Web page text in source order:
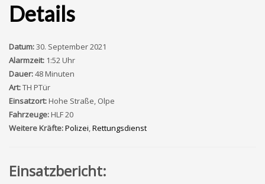
Details
Datum:30. September 2021
Alarmzeit: 1:52 Uhr
Dauer:48 Minuten
Art:TH PTür
Einsatzort:Hohe Straße, Olpe
Fahrzeuge:HLF 20
Weitere Kräfte:Polizei,Rettungsdienst
Einsatzbericht: